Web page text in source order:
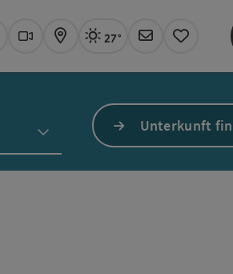
Webcams
KarteAktuelles Wetter
27°
Newsletter
Unterkunft